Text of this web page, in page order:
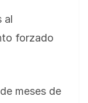
al
forzado
meses de